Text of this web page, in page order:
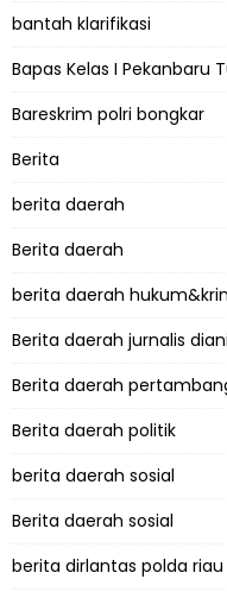
bantah klarifikasi
Bapas Kelas I Pekanbaru
Bareskrim polri bongkar
Berita
berita daerah
Berita daerah
berita daerah
Berita daerah jurnalis
Berita daerah
Berita daerah politik
berita daerah sosial
Berita daerah sosial
berita dirlantas polda riau